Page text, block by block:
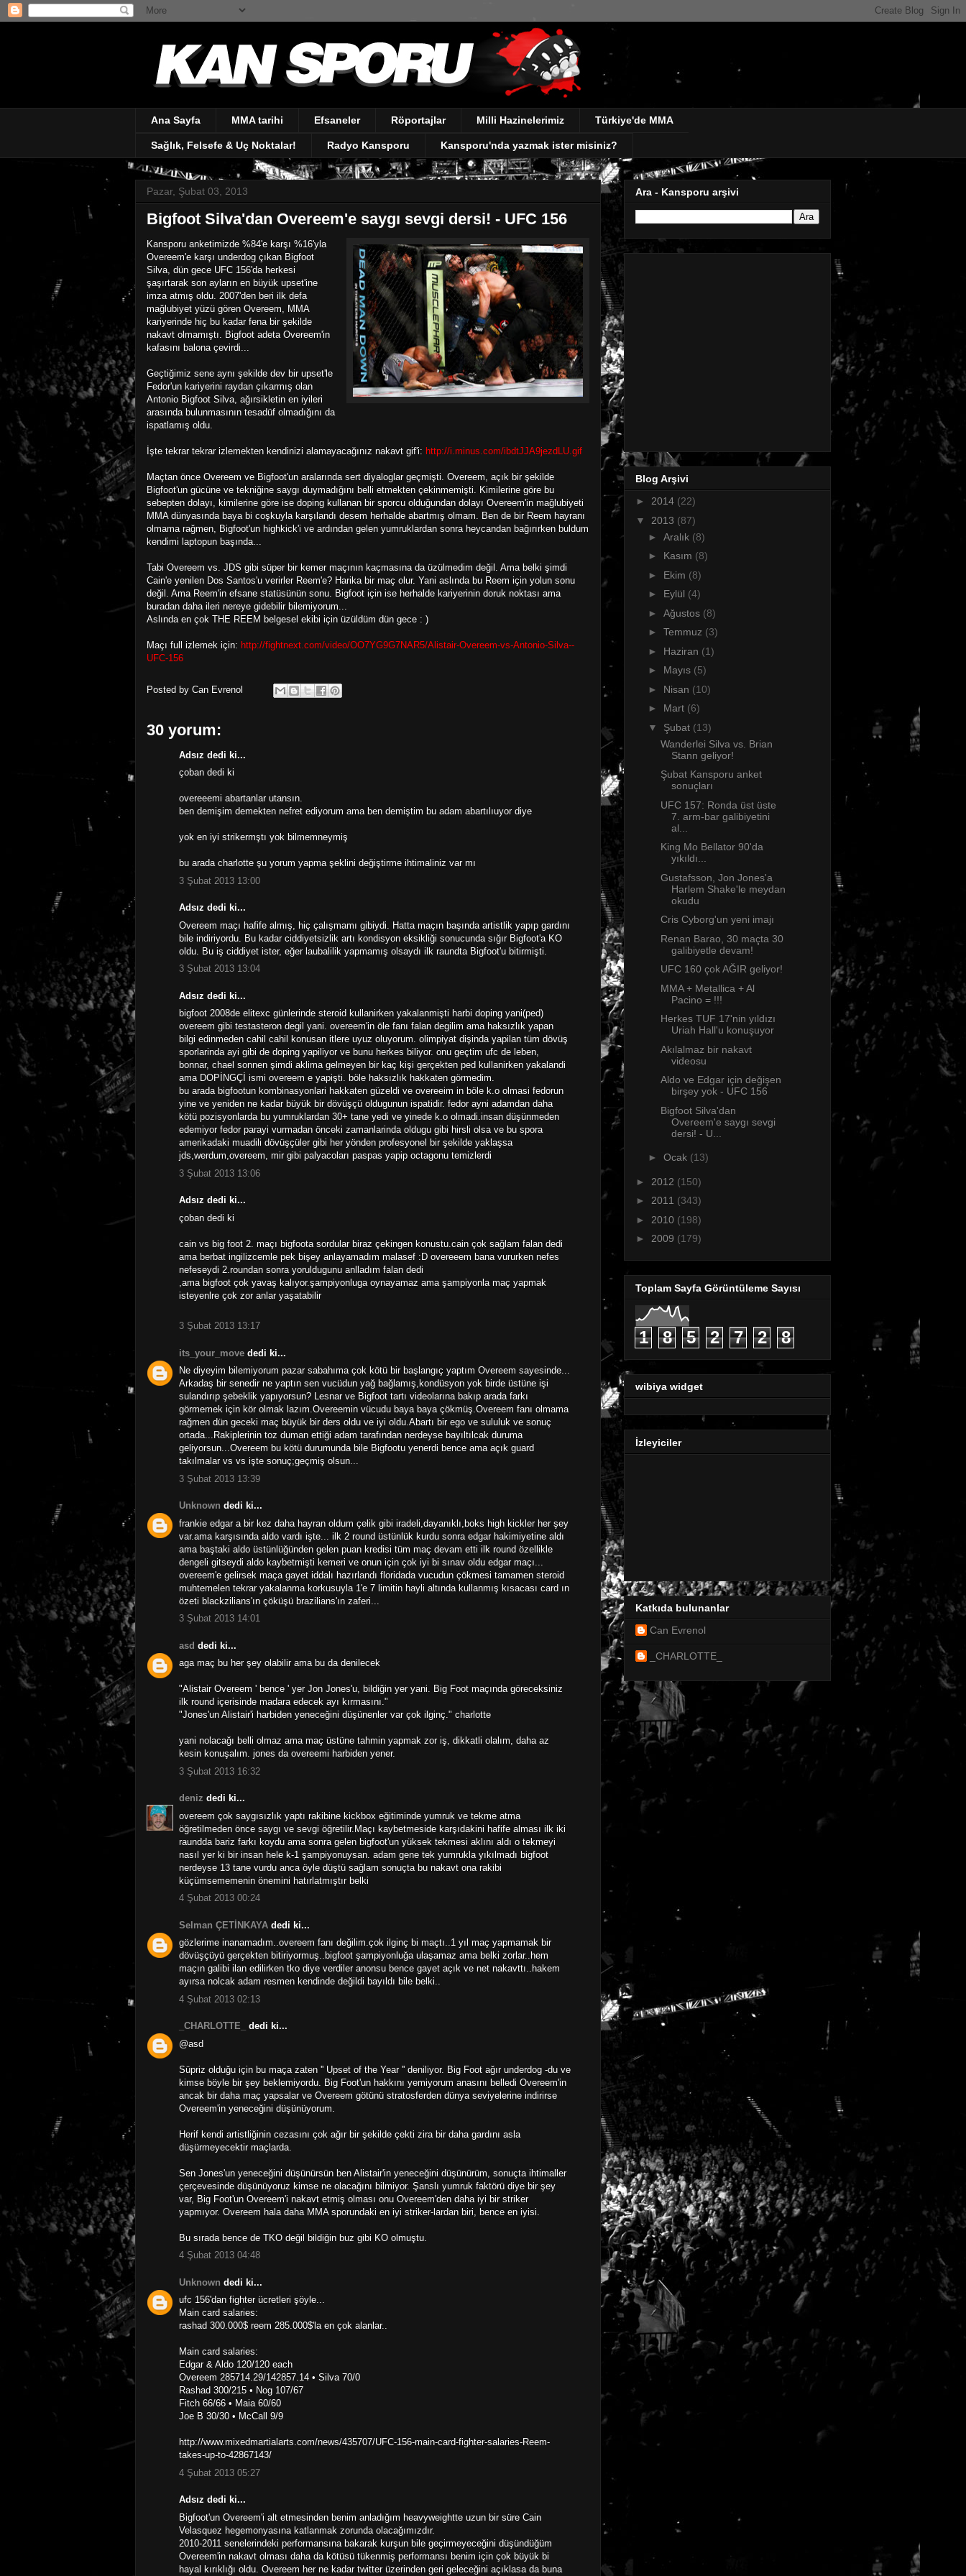
Ana Sayfa MMA tarihi Efsaneler Röportajlar Milli Hazinelerimiz Türkiye'de MMA
Sağlık, Felsefe & Uç Noktalar! Radyo Kansporu Kansporu'nda yazmak ister misiniz?
Pazar, Şubat 03, 2013
Bigfoot Silva'dan Overeem'e saygı sevgi dersi! - UFC 156
Kansporu anketimizde %84'e karşı %16'yla
Overeem'e karşı underdog çıkan Bigfoot
Silva, dün gece UFC 156'da herkesi
şaşırtarak son ayların en büyük upset'ine
imza atmış oldu. 2007'den beri ilk defa
mağlubiyet yüzü gören Overeem, MMA
kariyerinde hiç bu kadar fena bir şekilde
nakavt olmamıştı. Bigfoot adeta Overeem'in
kafasını balona çevirdi...
Geçtiğimiz sene aynı şekilde dev bir upset'le
Fedor'un kariyerini raydan çıkarmış olan
Antonio Bigfoot Silva, ağırsikletin en iyileri
arasında bulunmasının tesadüf olmadığını da
ispatlamış oldu.
İşte tekrar tekrar izlemekten kendinizi alamayacağınız nakavt gif'i: http://i.minus.com/ibdtJJA9jezdLU.gif
Maçtan önce Overeem ve Bigfoot'un aralarında sert diyaloglar geçmişti. Overeem, açık bir şekilde
Bigfoot'un gücüne ve tekniğine saygı duymadığını belli etmekten çekinmemişti. Kimilerine göre bu
sebepten dolayı, kimilerine göre ise doping kullanan bir sporcu olduğundan dolayı Overeem'in mağlubiyeti
MMA dünyasında baya bi coşkuyla karşılandı desem herhalde abartmış olmam. Ben de bir Reem hayranı
olmama rağmen, Bigfoot'un highkick'i ve ardından gelen yumruklardan sonra heycandan bağırırken buldum
kendimi laptopun başında...
Tabi Overeem vs. JDS gibi süper bir kemer maçının kaçmasına da üzülmedim değil. Ama belki şimdi
Cain'e yenilen Dos Santos'u verirler Reem'e? Harika bir maç olur. Yani aslında bu Reem için yolun sonu
değil. Ama Reem'in efsane statüsünün sonu. Bigfoot için ise herhalde kariyerinin doruk noktası ama
buradan daha ileri nereye gidebilir bilemiyorum...
Aslında en çok THE REEM belgesel ekibi için üzüldüm dün gece : )
Maçı full izlemek için: http://fightnext.com/video/OO7YG9G7NAR5/Alistair-Overeem-vs-Antonio-Silva--
UFC-156
Posted by Can Evrenol
30 yorum:
Adsız dedi ki...
çoban dedi ki
overeeemi abartanlar utansın.
ben demişim demekten nefret ediyorum ama ben demiştim bu adam abartılıuyor diye
yok en iyi strikermştı yok bilmemneymiş
bu arada charlotte şu yorum yapma şeklini değiştirme ihtimaliniz var mı
3 Şubat 2013 13:00
Adsız dedi ki...
Overeem maçı hafife almış, hiç çalışmamı gibiydi. Hatta maçın başında artistlik yapıp gardını
bile indiriyordu. Bu kadar ciddiyetsizlik artı kondisyon eksikliği sonucunda sığır Bigfoot'a KO
oldu. Bu iş ciddiyet ister, eğer laubalilik yapmamış olsaydı ilk raundta Bigfoot'u bitirmişti.
3 Şubat 2013 13:04
Adsız dedi ki...
bigfoot 2008de elitexc günlerinde steroid kullanirken yakalanmişti harbi doping yani(ped)
overeem gibi testasteron degil yani. overeem'in öle fanı falan degilim ama haksızlık yapan
bilgi edinmeden cahil cahil konusan itlere uyuz oluyorum. olimpiyat dişinda yapilan tüm dövüş
sporlarinda ayi gibi de doping yapiliyor ve bunu herkes biliyor. onu geçtim ufc de leben,
bonnar, chael sonnen şimdi aklima gelmeyen bir kaç kişi gerçekten ped kullanirken yakalandi
ama DOPİNGÇİ ismi overeem e yapişti. böle haksızlık hakkaten görmedim.
bu arada bigfootun kombinasyonlari hakkaten güzeldi ve overeeim in böle k.o olmasi fedorun
yine ve yeniden ne kadar büyük bir dövüşçü oldugunun ispatidir. fedor ayni adamdan daha
kötü pozisyonlarda bu yumruklardan 30+ tane yedi ve yinede k.o olmadi.insan düşünmeden
edemiyor fedor parayi vurmadan önceki zamanlarinda oldugu gibi hirsli olsa ve bu spora
amerikadaki muadili dövüşçüler gibi her yönden profesyonel bir şekilde yaklaşsa
jds,werdum,overeem, mir gibi palyacoları paspas yapip octagonu temizlerdi
3 Şubat 2013 13:06
Adsız dedi ki...
çoban dedi ki
cain vs big foot 2. maçı bigfoota sordular biraz çekingen konustu.cain çok sağlam falan dedi
ama berbat ingilizcemle pek bişey anlayamadım malasef :D overeeem bana vururken nefes
nefeseydi 2.roundan sonra yoruldugunu anlladım falan dedi
,ama bigfoot çok yavaş kalıyor.şampiyonluga oynayamaz ama şampiyonla maç yapmak
isteyenlre çok zor anlar yaşatabilir
3 Şubat 2013 13:17
its_your_move dedi ki...
Ne diyeyim bilemiyorum pazar sabahıma çok kötü bir başlangıç yaptım Overeem sayesinde...
Arkadaş bir senedir ne yaptın sen vucüdun yağ bağlamış,kondüsyon yok birde üstüne işi
sulandırıp şebeklik yapıyorsun? Lesnar ve Bigfoot tartı videolarına bakıp arada farkı
görmemek için kör olmak lazım.Overeemin vücudu baya baya çökmüş.Overeem fanı olmama
rağmen dün geceki maç büyük bir ders oldu ve iyi oldu.Abartı bir ego ve sululuk ve sonuç
ortada...Rakiplerinin toz duman ettiği adam tarafından nerdeyse bayıltılcak duruma
geliyorsun...Overeem bu kötü durumunda bile Bigfootu yenerdi bence ama açık guard
takılmalar vs vs işte sonuç;geçmiş olsun...
3 Şubat 2013 13:39
Unknown dedi ki...
frankie edgar a bir kez daha hayran oldum çelik gibi iradeli,dayanıklı,boks high kickler her şey
var.ama karşısında aldo vardı işte... ilk 2 round üstünlük kurdu sonra edgar hakimiyetine aldı
ama baştaki aldo üstünlüğünden gelen puan kredisi tüm maç devam etti ilk round özellikle
dengeli gitseydi aldo kaybetmişti kemeri ve onun için çok iyi bi sınav oldu edgar maçı...
overeem'e gelirsek maça gayet iddalı hazırlandı floridada vucudun çökmesi tamamen steroid
muhtemelen tekrar yakalanma korkusuyla 1'e 7 limitin hayli altında kullanmış kısacası card ın
özeti blackzilians'ın çöküşü brazilians'ın zaferi...
3 Şubat 2013 14:01
asd dedi ki...
aga maç bu her şey olabilir ama bu da denilecek
"Alistair Overeem ' bence ' yer Jon Jones'u, bildiğin yer yani. Big Foot maçında göreceksiniz
ilk round içerisinde madara edecek ayı kırmasını."
"Jones'un Alistair'i harbiden yeneceğini düşünenler var çok ilginç." charlotte
yani nolacağı belli olmaz ama maç üstüne tahmin yapmak zor iş, dikkatli olalım, daha az
kesin konuşalım. jones da overeemi harbiden yener.
3 Şubat 2013 16:32
deniz dedi ki...
overeem çok saygısızlık yaptı rakibine kickbox eğitiminde yumruk ve tekme atma
öğretilmeden önce saygı ve sevgi öğretilir.Maçı kaybetmeside karşıdakini hafife alması ilk iki
raundda bariz farkı koydu ama sonra gelen bigfoot'un yüksek tekmesi aklını aldı o tekmeyi
nasıl yer ki bir insan hele k-1 şampiyonuysan. adam gene tek yumrukla yıkılmadı bigfoot
nerdeyse 13 tane vurdu anca öyle düştü sağlam sonuçta bu nakavt ona rakibi
küçümsememenin önemini hatırlatmıştır belki
4 Şubat 2013 00:24
Selman ÇETİNKAYA dedi ki...
gözlerime inanamadım..overeem fanı değilim.çok ilginç bi maçtı..1 yıl maç yapmamak bir
dövüşçüyü gerçekten bitiriyormuş..bigfoot şampiyonluğa ulaşamaz ama belki zorlar..hem
maçın galibi ilan edilirken tko diye verdiler anonsu bence gayet açık ve net nakavttı..hakem
ayırsa nolcak adam resmen kendinde değildi bayıldı bile belki..
4 Şubat 2013 02:13
_CHARLOTTE_
dedi ki...
@asd
Süpriz olduğu için bu maça zaten '' Upset of the Year '' deniliyor. Big Foot ağır underdog -du ve
kimse böyle bir şey beklemiyordu. Big Foot'un hakkını yemiyorum anasını belledi Overeem'in
ancak bir daha maç yapsalar ve Overeem götünü stratosferden dünya seviyelerine indirirse
Overeem'in yeneceğini düşünüyorum.
Herif kendi artistliğinin cezasını çok ağır bir şekilde çekti zira bir daha gardını asla
düşürmeyecektir maçlarda.
Sen Jones'un yeneceğini düşünürsün ben Alistair'in yeneceğini düşünürüm, sonuçta ihtimaller
çerçevesinde düşünüyoruz kimse ne olacağını bilmiyor. Şanslı yumruk faktörü diye bir şey
var, Big Foot'un Overeem'i nakavt etmiş olması onu Overeem'den daha iyi bir striker
yapmıyor. Overeem hala daha MMA sporundaki en iyi striker-lardan biri, bence en iyisi.
Bu sırada bence de TKO değil bildiğin buz gibi KO olmuştu.
4 Şubat 2013 04:48
Unknown dedi ki...
ufc 156'dan fighter ücretleri şöyle...
Main card salaries:
rashad 300.000$ reem 285.000$'la en çok alanlar..
Main card salaries:
Edgar & Aldo 120/120 each
Overeem 285714.29/142857.14 • Silva 70/0
Rashad 300/215 • Nog 107/67
Fitch 66/66 • Maia 60/60
Joe B 30/30 • McCall 9/9
http://www.mixedmartialarts.com/news/435707/UFC-156-main-card-fighter-salaries-Reem-
takes-up-to-42867143/
4 Şubat 2013 05:27
Adsız dedi ki...
Bigfoot'un Overeem'i alt etmesinden benim anladığım heavyweightte uzun bir süre Cain
Velasquez hegemonyasına katlanmak zorunda olacağımızdır.
2010-2011 senelerindeki performansına bakarak kurşun bile geçirmeyeceğini düşündüğüm
Overeem'in nakavt olması daha da kötüsü tükenmiş performansı benim için çok büyük bi
hayal kırıklığı oldu. Overeem her ne kadar twitter üzerinden geri geleceğini açıklasa da buna
Ara - Kansporu arşivi
Blog Arşivi
► 2014 (22)
▼ 2013 (87)
► Aralık (8)
► Kasım (8)
► Ekim (8)
► Eylül (4)
► Ağustos (8)
► Temmuz (3)
► Haziran (1)
► Mayıs (5)
► Nisan (10)
► Mart (6)
▼ Şubat (13)
Wanderlei Silva vs. Brian
Stann geliyor!
Şubat Kansporu anket
sonuçları
UFC 157: Ronda üst üste
7. arm-bar galibiyetini
al...
King Mo Bellator 90'da
yıkıldı...
Gustafsson, Jon Jones'a
Harlem Shake'le meydan
okudu
Cris Cyborg'un yeni imajı
Renan Barao, 30 maçta 30
galibiyetle devam!
UFC 160 çok AĞIR geliyor!
MMA + Metallica + Al
Pacino = !!!
Herkes TUF 17'nin yıldızı
Uriah Hall'u konuşuyor
Akılalmaz bir nakavt
videosu
Aldo ve Edgar için değişen
birşey yok - UFC 156
Bigfoot Silva'dan
Overeem'e saygı sevgi
dersi! - U...
► Ocak (13)
► 2012 (150)
► 2011 (343)
► 2010 (198)
► 2009 (179)
Toplam Sayfa Görüntüleme Sayısı
1 8 5 2 7 2 8
wibiya widget
İzleyiciler
Katkıda bulunanlar
Can Evrenol
_CHARLOTTE_